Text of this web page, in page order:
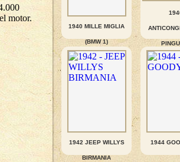
1940 MILLE MIGLIA
(BMW 1)
1942 JEEP WILLYS
BIRMANIA
1944